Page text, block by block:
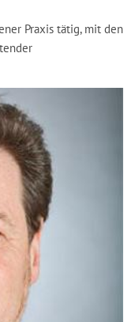
Praxis tätig, mit den